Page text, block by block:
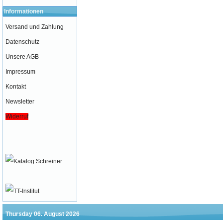
Informationen
Versand und Zahlung
Datenschutz
Unsere AGB
Impressum
Kontakt
Newsletter
Widerruf
Thursday 06. August 2026